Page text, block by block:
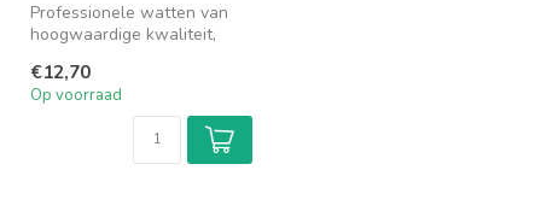
Professionele watten van
hoogwaardige kwaliteit,
diverse s...
€12,70
Op voorraad